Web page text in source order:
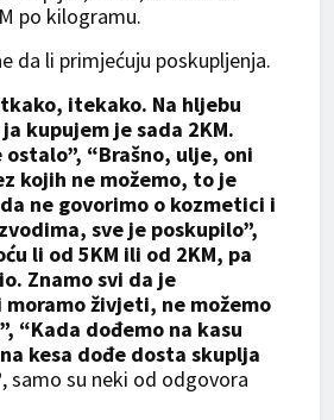
po kilogramu.
da li primjećuju poskupljenja.
itekako. Na hljebu
kupujem je sada 2KM.
ostalo”, “Brašno, ulje, oni
kojih ne možemo, to je
ne govorimo o kozmetici i
sve je poskupilo”,
li od 5KM ili od 2KM, pa
Znamo svi da je
živjeti, ne možemo
“Kada dođemo na kasu
kesa dođe dosta skuplja
, samo su neki od odgovora